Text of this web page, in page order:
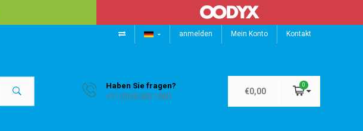
anmelden Mein Konto Kontakt
Haben Sie fragen?
+31 (0)55 303 1000
€0,00
0